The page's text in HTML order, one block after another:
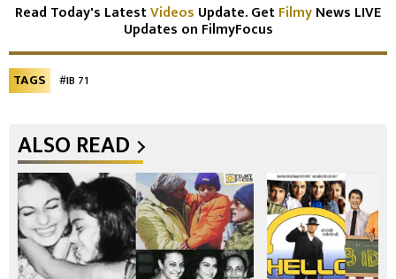
Read Today's LatestVideos Update. GetFilmyNews LIVE
Updates on FilmyFocus
TAGS #IB 71
ALSO READ